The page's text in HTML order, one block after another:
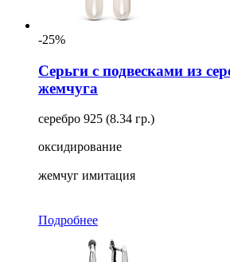
-25%
Серьги с подвесками из
жемчуга
серебро 925 (8.34 гр.)
оксидирование
жемчуг имитация
Подробнее